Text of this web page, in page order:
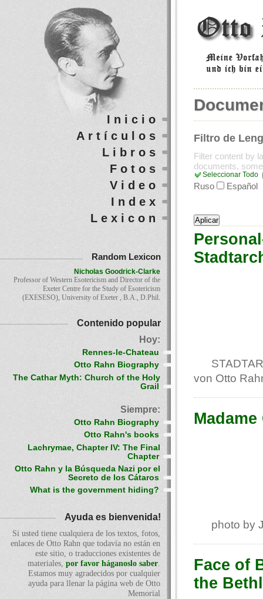
Filtro de
Filter content by
documents,
Seleccionar Todo
Ruso Español
von Otto
photo by
Face of
the
Inicio
Artículos
Libros
Fotos
Video
Index
Lexicon
Random Lexicon
Nicholas Goodrick-Clarke
Professor of Western Esotericism and Director of the
Exeter Centre for the Study of Esotericism
(EXESESO), University of Exeter , B.A., D.Phil.
Contenido popular
Hoy:
Rennes-le-Chateau
Otto Rahn Biography
The Cathar Myth: Church of the Holy
Grail
Siempre:
Otto Rahn Biography
Otto Rahn's books
Lachrymae, Chapter IV: The Final
Chapter
Otto Rahn y la Búsqueda Nazi por el
Secreto de los Cátaros
What is the government hiding?
Ayuda es bienvenida!
Si usted tiene cualquiera de los textos, fotos,
enlaces de Otto Rahn que todavía no están en
este sitio, o traducciones existentes de
materiales, por favor háganoslo saber.
Estamos muy agradecidos por cualquier
ayuda para llenar la página web de Otto
Memorial